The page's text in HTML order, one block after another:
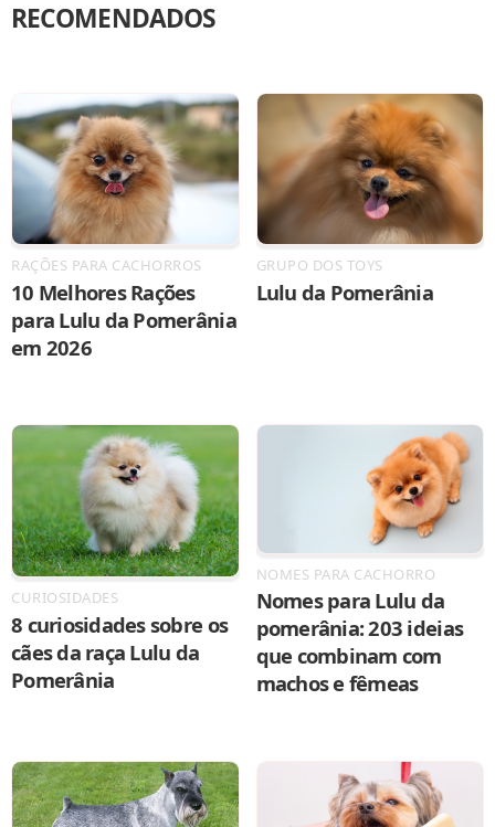
RECOMENDADOS
RAÇÕES PARA CACHORROS
10 Melhores Rações
para Lulu da Pomerânia
em 2026
GRUPO DOS TOYS
Lulu da Pomerânia
CURIOSIDADES
8 curiosidades sobre os
cães da raça Lulu da
Pomerânia
NOMES PARA CACHORRO
Nomes para Lulu da
pomerânia: 203 ideias
que combinam com
machos e fêmeas